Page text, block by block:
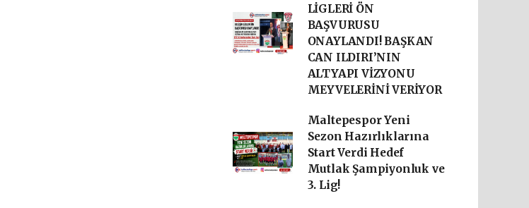
LİGLERİ ÖN
BAŞVURUSU
ONAYLANDI! BAŞKAN
CAN ILDIRI’NIN
ALTYAPI VİZYONU
MEYVELERİNİ VERİYOR
Maltepespor Yeni
Sezon Hazırlıklarına
Start Verdi Hedef
Mutlak Şampiyonluk ve
3. Lig!